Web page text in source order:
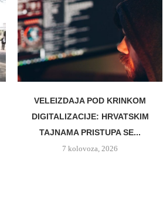
VELEIZDAJA POD KRINKOM
DIGITALIZACIJE: HRVATSKIM
TAJNAMA PRISTUPA SE...
7 kolovoza, 2026